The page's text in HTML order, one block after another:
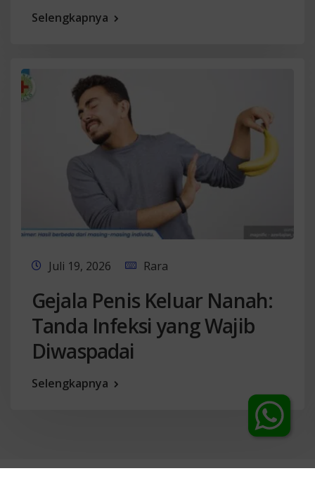
Selengkapnya
Juli 19, 2026 Rara
Gejala Penis Keluar Nanah:
Tanda Infeksi yang Wajib
Diwaspadai
Selengkapnya